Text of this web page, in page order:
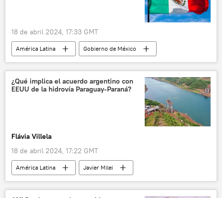
18 de abril 2024, 17:33 GMT
América Latina
Gobierno de México
política
seguridad
Andrés Manuel López Obrador
amnistía
¿Qué implica el acuerdo argentino con
EEUU de la hidrovía Paraguay-Paraná?
Flávia Villela
18 de abril 2024, 17:22 GMT
América Latina
Javier Milei
Argentina
EEUU
Mercosur